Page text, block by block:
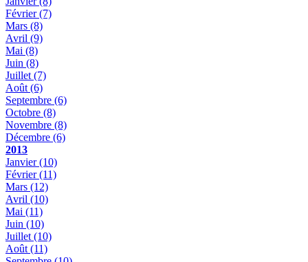
Février(7)
Mars (8)
Avril (9)
Mai (8)
Juin (8)
Juillet (7)
Août (6)
Septembre (6)
Octobre (8)
Novembre (8)
Décembre (6)
2013
Janvier(10)
Février(11)
Mars (12)
Avril (10)
Mai (11)
Juin (10)
Juillet (10)
Août (11)